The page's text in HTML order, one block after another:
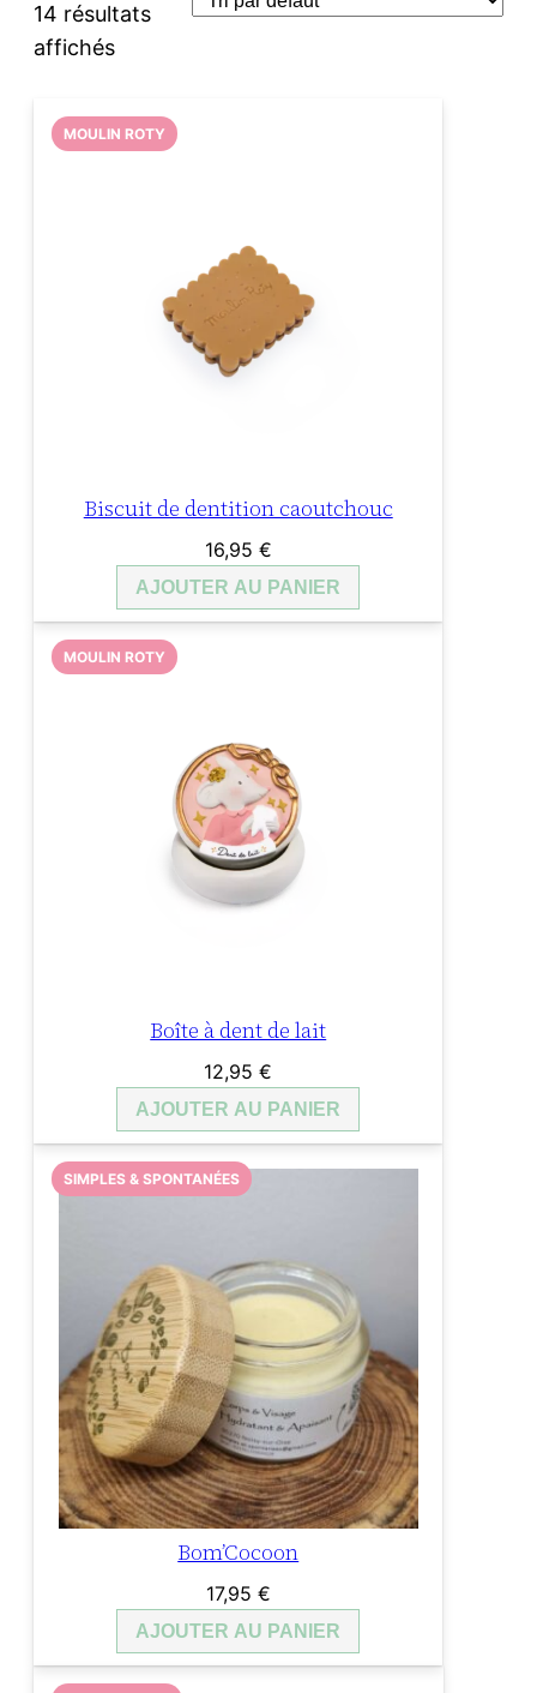
14 résultats
affichés
Biscuit de dentition caoutchouc
MOULIN ROTY
16,95 €
AJOUTER AU PANIER
Boîte à dent de lait
MOULIN ROTY
12,95€
AJOUTER AU PANIER
Bom’Cocoon
SIMPLES & SPONTANÉES
17,95 €
AJOUTER AU PANIER